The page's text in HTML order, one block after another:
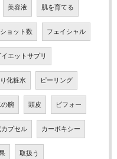
美容液 肌を育てる
ショット数 フェイシャル
イエットサプリ
化粧水 ピーリング
の腕 頭皮 ビフォー
カプセル カーボキシー
取扱う